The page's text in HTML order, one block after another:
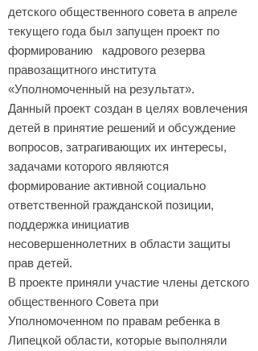
детского общественного совета в апреле
текущего года был запущен проект по
формированию кадрового резерва
правозащитного института
«Уполномоченный на результат».
Данный проект создан в целях вовлечения
детей в принятие решений и обсуждение
вопросов, затрагивающих их интересы,
задачами которого являются
формирование активной социально
ответственной гражданской позиции,
поддержка инициатив
несовершеннолетних в области защиты
прав детей.
В проекте приняли участие члены детского
общественного Совета при
Уполномоченном по правам ребенка в
Липецкой области, которые выполняли